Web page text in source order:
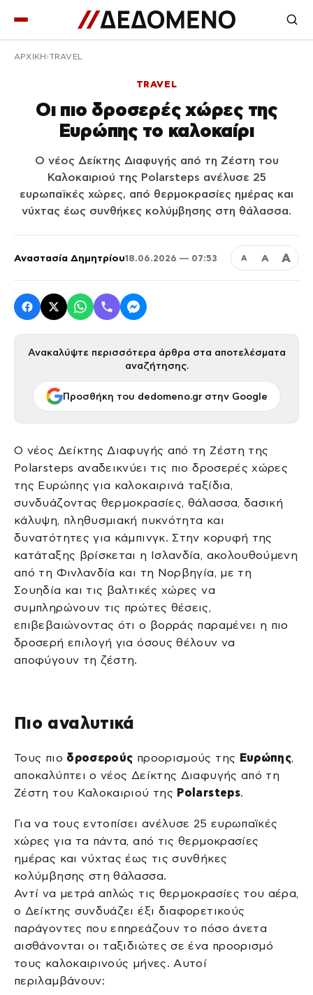
ΑΡΧΙΚΉ TRAVEL
TRAVEL
Οι πιο δροσερές χώρες της
Ευρώπης το καλοκαίρι
Ο νέος Δείκτης Διαφυγής από τη Ζέστη του
Καλοκαιριού της Polarsteps ανέλυσε 25
ευρωπαϊκές χώρες, από θερμοκρασίες ημέρας και
νύχτας έως συνθήκες κολύμβησης στη θάλασσα.
Αναστασία Δημητρίου18.06.2026 — 07:53 Α Α Α
Ανακαλύψτε περισσότερα άρθρα στα αποτελέσματα
αναζήτησης.
Προσθήκη του dedomeno.gr στην Google
Ο νέος Δείκτης Διαφυγής από τη Ζέστη της
Polarsteps αναδεικνύει τις πιο δροσερές χώρες
της Ευρώπης για καλοκαιρινά ταξίδια,
συνδυάζοντας θερμοκρασίες, θάλασσα, δασική
κάλυψη, πληθυσμιακή πυκνότητα και
δυνατότητες για κάμπινγκ. Στην κορυφή της
κατάταξης βρίσκεται η Ισλανδία, ακολουθούμενη
από τη Φινλανδία και τη Νορβηγία, με τη
Σουηδία και τις βαλτικές χώρες να
συμπληρώνουν τις πρώτες θέσεις,
επιβεβαιώνοντας ότι ο βορράς παραμένει η πιο
δροσερή επιλογή για όσους θέλουν να
αποφύγουν τη ζέστη.
Πιο αναλυτικά
Τους πιο δροσερούς προορισμούς της Ευρώπης,
αποκαλύπτει ο νέος Δείκτης Διαφυγής από τη
Ζέστη του Καλοκαιριού της Polarsteps.
Για να τους εντοπίσει ανέλυσε 25 ευρωπαϊκές
χώρες για τα πάντα, από τις θερμοκρασίες
ημέρας και νύχτας έως τις συνθήκες
κολύμβησης στη θάλασσα.
Αντί να μετρά απλώς τις θερμοκρασίες του αέρα,
ο Δείκτης συνδυάζει έξι διαφορετικούς
παράγοντες που επηρεάζουν το πόσο άνετα
αισθάνονται οι ταξιδιώτες σε ένα προορισμό
τους καλοκαιρινούς μήνες. Αυτοί
περιλαμβάνουν: